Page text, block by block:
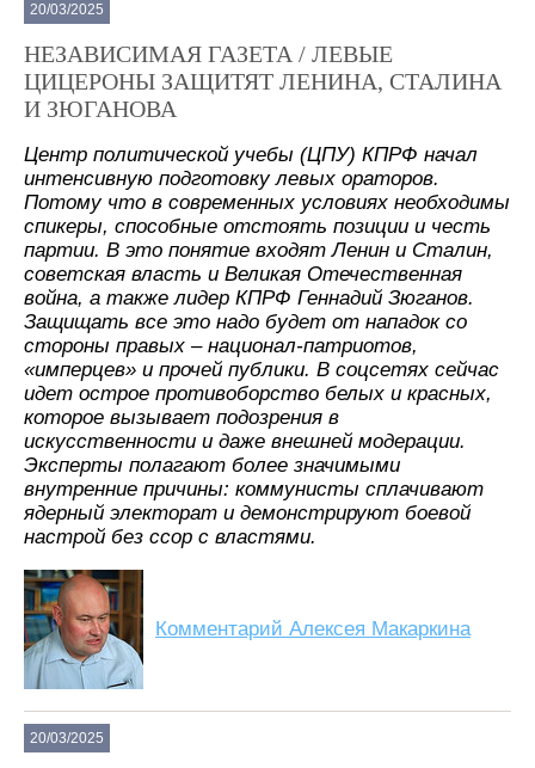
20/03/2025
НЕЗАВИСИМАЯ ГАЗЕТА / ЛЕВЫЕ
ЦИЦЕРОНЫ ЗАЩИТЯТ ЛЕНИНА, СТАЛИНА
И ЗЮГАНОВА
Центр политической учебы (ЦПУ) КПРФ начал
интенсивную подготовку левых ораторов.
Потому что в современных условиях необходимы
спикеры, способные отстоять позиции и честь
партии. В это понятие входят Ленин и Сталин,
советская власть и Великая Отечественная
война, а также лидер КПРФ Геннадий Зюганов.
Защищать все это надо будет от нападок со
стороны правых – национал-патриотов,
«имперцев» и прочей публики. В соцсетях сейчас
идет острое противоборство белых и красных,
которое вызывает подозрения в
искусственности и даже внешней модерации.
Эксперты полагают более значимыми
внутренние причины: коммунисты сплачивают
ядерный электорат и демонстрируют боевой
настрой без ссор с властями.
Комментарий Алексея Макаркина
20/03/2025